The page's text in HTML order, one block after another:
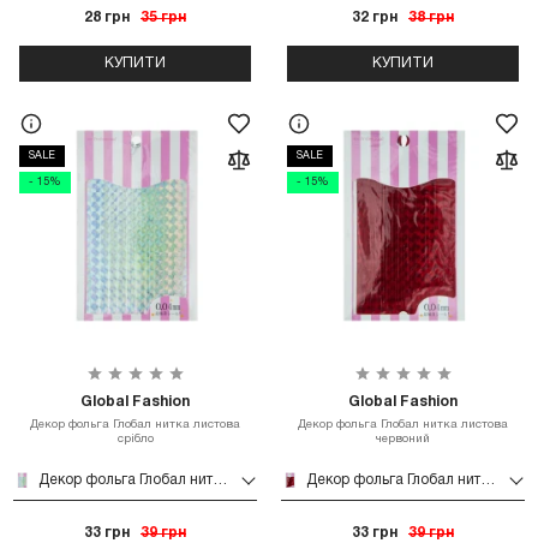
28 грн 35 грн
КУПИТИ
32 грн 38 грн
КУПИТИ
SALE
- 15%
Global Fashion
Декор фольга Глобал нитка листова
срібло
Декор фольга Глобал нитка листова срібло
33 грн 39 грн
SALE
- 15%
Global Fashion
Декор фольга Глобал нитка листова
червоний
Декор фольга Глобал нитка листова червоний
33 грн 39 грн